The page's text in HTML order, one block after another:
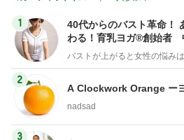
1
40代からのバスト革命！
わる！育乳ヨガ®創始者
2
A Clockwork Orange ー
nadsad
3